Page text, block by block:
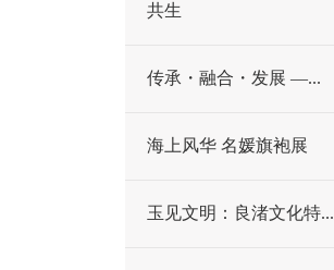
共生
传承・融合・发展 —...
海上风华 名媛旗袍展
玉见文明：良渚文化特...